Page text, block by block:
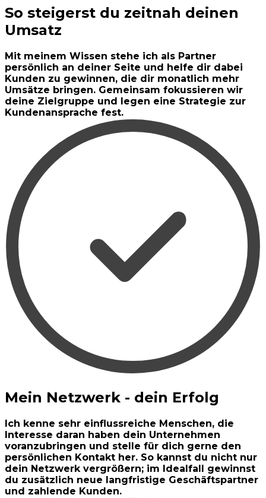
So steigerst du zeitnah deinen
Umsatz
Mit meinem Wissen stehe ich als Partner
persönlich an deiner Seite und helfe dir dabei
Kunden zu gewinnen, die dir monatlich mehr
Umsätze bringen. Gemeinsam fokussieren wir
deine Zielgruppe und legen eine Strategie zur
Kundenansprache fest.
Mein Netzwerk - dein Erfolg
Ich kenne sehr einflussreiche Menschen, die
Interesse daran haben dein Unternehmen
voranzubringen und stelle für dich gerne den
persönlichen Kontakt her. So kannst du nicht nur
dein Netzwerk vergrößern; im Idealfall gewinnst
du zusätzlich neue langfristige Geschäftspartner
und zahlende Kunden.